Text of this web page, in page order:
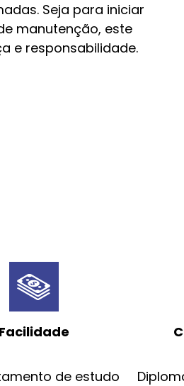
Seja para iniciar
manutenção, este
e responsabilidade.
Facilidade
de estudo